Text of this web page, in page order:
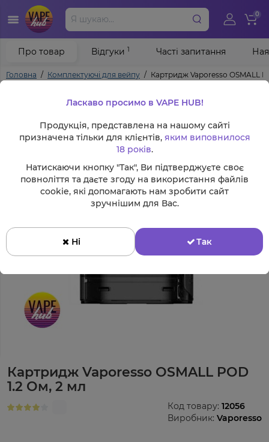
0
Головна Комплектуючі для вейпу Картридж Vaporesso OSMALL
Картридж Vaporesso OSMALL POD
1.2 Ом, 2 мл
Виробник: Vaporesso
Код товару: 12056
Про товар Відгуки 1 Часті запитання
Ласкаво просимо в VAPE HUB!
Продукція, представлена на нашому сайті
призначена тільки для клієнтів, яким виповнилося
18 років.
Натискаючи кнопку "Так", Ви підтверджуєте своє
повноліття та даєте згоду на використання файлів
cookie, які допомагають нам зробити сайт
зручнішим для Вас.
Ні Так